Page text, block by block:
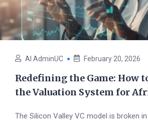
AI AdminUC February 20, 2026
Redefining the Game: How
the Valuation System for
The Silicon Valley VC model is broken